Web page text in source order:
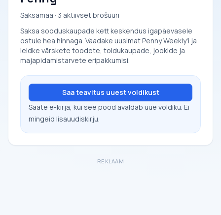
Saksamaa · 3 aktiivset brošüüri
Saksa sooduskaupade kett keskendus igapäevasele
ostule hea hinnaga. Vaadake uusimat Penny Weekly'i ja
leidke värskete toodete, toidukaupade, jookide ja
majapidamistarvete eripakkumisi.
Saa teavitus uuest voldikust
Saate e-kirja, kui see pood avaldab uue voldiku. Ei
mingeid lisauudiskirju.
REKLAAM